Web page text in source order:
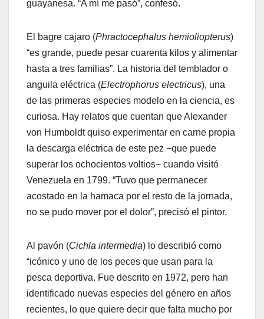
guayanesa. “A mí me pasó”, confesó.
El bagre cajaro (Phractocephalus hemioliopterus)
“es grande, puede pesar cuarenta kilos y alimentar
hasta a tres familias”. La historia del temblador o
anguila eléctrica (Electrophorus electricus), una
de las primeras especies modelo en la ciencia, es
curiosa. Hay relatos que cuentan que Alexander
von Humboldt quiso experimentar en carne propia
la descarga eléctrica de este pez −que puede
superar los ochocientos voltios− cuando visitó
Venezuela en 1799. “Tuvo que permanecer
acostado en la hamaca por el resto de la jornada,
no se pudo mover por el dolor”, precisó el pintor.
Al pavón (Cichla intermedia) lo describió como
“icónico y uno de los peces que usan para la
pesca deportiva. Fue descrito en 1972, pero han
identificado nuevas especies del género en años
recientes, lo que quiere decir que falta mucho por